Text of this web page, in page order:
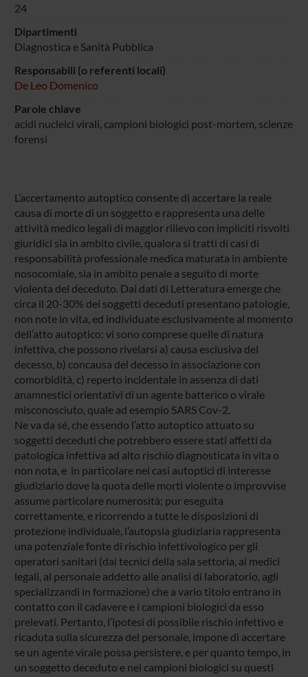
24
Dipartimenti
Diagnostica e Sanità Pubblica
Responsabili (o referenti locali)
De Leo Domenico
Parole chiave
acidi nucleici virali, campioni biologici post-mortem, scienze
forensi
L’accertamento autoptico consente di accertare la reale
causa di morte di un soggetto e rappresenta una delle
attività medico legali di maggior rilievo con impliciti risvolti
giuridici sia in ambito civile, qualora si tratti di casi di
responsabilità professionale medica maturata in ambiente
nosocomiale, sia in ambito penale a seguito di morte
violenta del deceduto. Dai dati di Letteratura emerge che
circa il 20-30% dei soggetti deceduti presentano patologie,
non note in vita, ed individuate esclusivamente al momento
dell’atto autoptico: vi sono comprese quelle di natura
infettiva, che possono rivelarsi a) causa esclusiva del
decesso, b) concausa del decesso in associazione con
comorbidità, c) reperto incidentale in assenza di dati
anamnestici orientativi di un agente batterico o virale
misconosciuto, quale ad esempio SARS Cov-2.
Ne va da sé, che essendo l’atto autoptico attuato su
soggetti deceduti che potrebbero essere stati affetti da
patologica infettiva ad alto rischio diagnosticata in vita o
non nota, e in particolare nei casi autoptici di interesse
giudiziario dove la quota delle morti violente o improvvise
assume particolare numerosità; pur eseguita
correttamente, e ricorrendo a tutte le disposizioni di
protezione individuale, l’autopsia giudiziaria rappresenta
una potenziale fonte di rischio infettivologico per gli
operatori sanitari (dai tecnici della sala settoria, ai medici
legali, al personale addetto alle analisi di laboratorio, agli
specializzandi in formazione) che a vario titolo entrano in
contatto con il cadavere e i campioni biologici da esso
prelevati. Pertanto, l’ipotesi di possibile rischio infettivo e
ricaduta sulla sicurezza del personale, impone di accertare
se un agente virale possa persistere, e per quanto tempo, in
un soggetto deceduto e nei campioni biologici su questi